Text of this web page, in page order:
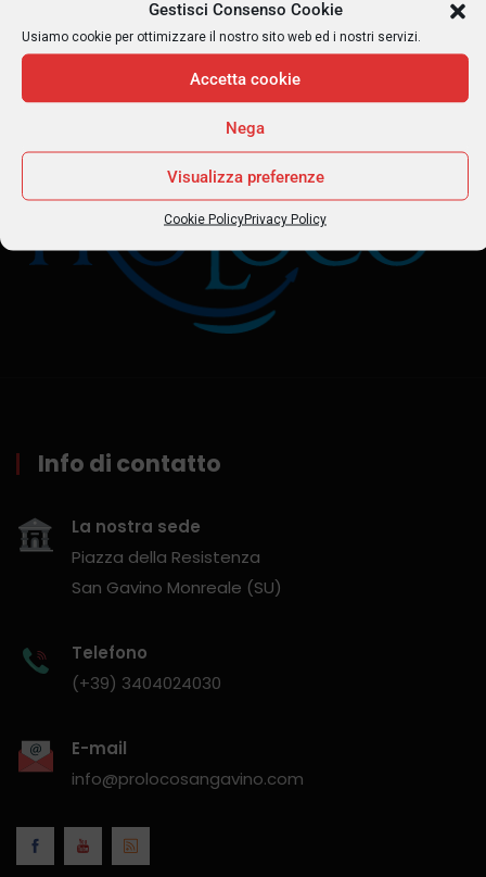
Gestisci Consenso Cookie
Usiamo cookie per ottimizzare il nostro sito web ed i nostri servizi.
Accetta cookie
Nega
Visualizza preferenze
Cookie PolicyPrivacy Policy
Senior Citizens
Info di contatto
La nostra sede
Piazza della Resistenza
San Gavino Monreale (SU)
Telefono
(+39) 3404024030
E-mail
info@prolocosangavino.com